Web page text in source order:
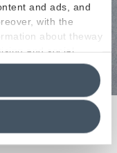
and ads, and
with the
about theway
and social
itwith other
this banner,
browsing
For more
natural.